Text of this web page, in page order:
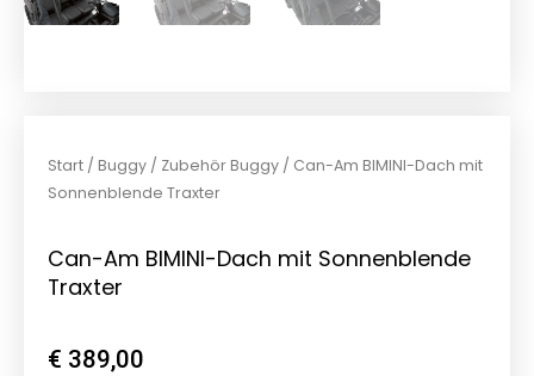
Start / Buggy / Zubehör Buggy / Can-Am BIMINI-Dach mit
Sonnenblende Traxter
Can-Am BIMINI-Dach mit Sonnenblende
Traxter
€ 389,00